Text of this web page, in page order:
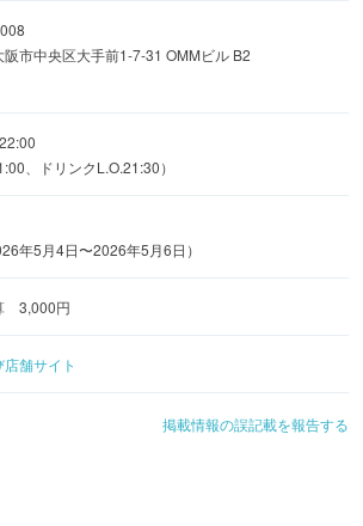
なコースは3000円〜ご用意。少人数の
ご宴会まで幅広く対応可能です。
を、落ち着いた空間で。皆様のご来店
。
阪市中央区大手前1-7-31 OMMビル B2
、ドリンクL.O.21:30）
年5月4日〜2026年5月6日）
3,000円
店舗サイト
掲載情報の誤記載を報告する